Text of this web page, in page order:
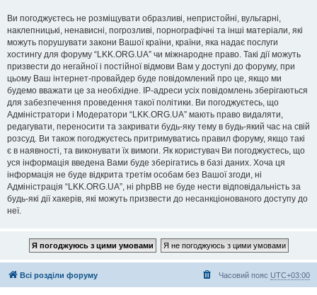
Ви погоджуєтесь не розміщувати образливі, непристойні, вульгарні,
наклепницькі, ненависні, погрозливі, порнографічні та інші матеріали, які
можуть порушувати закони Вашої країни, країни, яка надає послуги
хостингу для форуму “LKK.ORG.UA” чи міжнародне право. Такі дії можуть
призвести до негайної і постійної відмови Вам у доступі до форуму, при
цьому Ваш інтернет-провайдер буде повідомлений про це, якщо ми
будемо вважати це за необхідне. IP-адреси усіх повідомлень зберігаються
для забезпечення проведення такої політики. Ви погоджуєтесь, що
Адміністратори і Модератори “LKK.ORG.UA” мають право видаляти,
редагувати, переносити та закривати будь-яку тему в будь-який час на свій
розсуд. Ви також погоджуєтесь притримуватись правил форуму, якщо такі
є в наявності, та виконувати їх вимоги. Як користувач Ви погоджуєтесь, що
уся інформація введена Вами буде зберігатись в базі даних. Хоча ця
інформація не буде відкрита третім особам без Вашої згоди, ні
Адміністрація “LKK.ORG.UA”, ні phpBB не буде нести відповідальність за
будь-які дії хакерів, які можуть призвести до несанкціонованого доступу до
неї.
Всі розділи форуму Часовий пояс UTC+03:00